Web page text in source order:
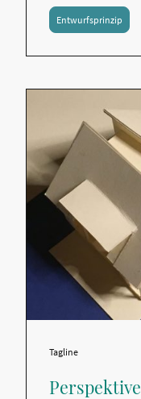
Entwurfsprinzip
Tagline
Perspektive